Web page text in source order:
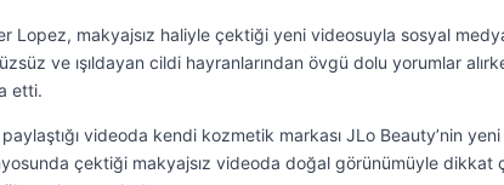
Lopez, makyajsız haliyle çektiği yeni videosuyla sosyal
ve ışıldayan cildi hayranlarından övgü dolu yorumlar
etti.
videoda kendi kozmetik markası JLo Beauty’nin yeni
çektiği makyajsız videoda doğal görünümüyle dikkat